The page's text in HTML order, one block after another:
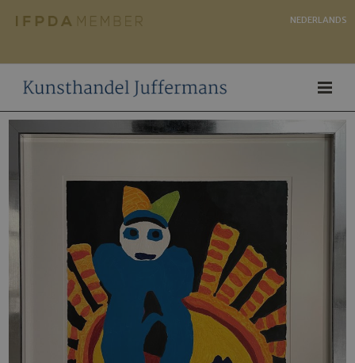
NEDERLANDS